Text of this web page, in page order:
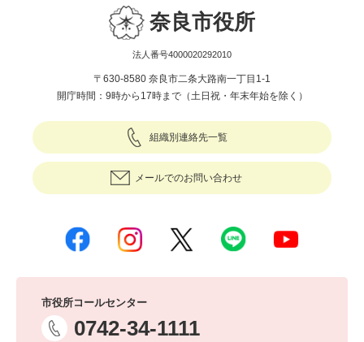
奈良市役所
法人番号4000020292010
〒630-8580 奈良市二条大路南一丁目1-1
開庁時間：9時から17時まで（土日祝・年末年始を除く）
組織別連絡先一覧
メールでのお問い合わせ
市役所コールセンター
0742-34-1111